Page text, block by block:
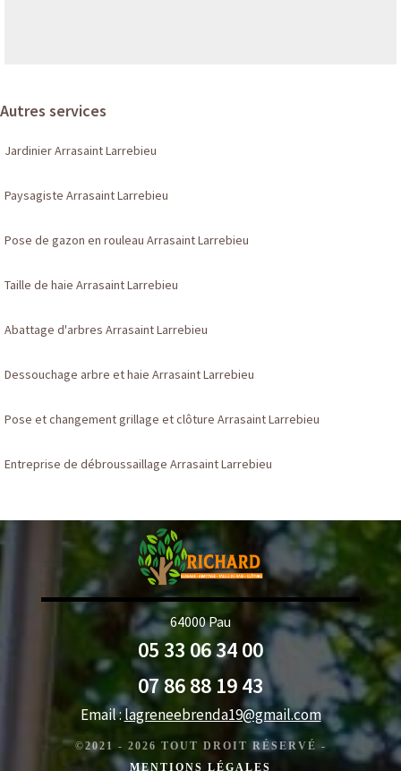
Autres services
Jardinier Arrasaint Larrebieu
Paysagiste Arrasaint Larrebieu
Pose de gazon en rouleau Arrasaint Larrebieu
Taille de haie Arrasaint Larrebieu
Abattage d'arbres Arrasaint Larrebieu
Dessouchage arbre et haie Arrasaint Larrebieu
Pose et changement grillage et clôture Arrasaint Larrebieu
Entreprise de débroussaillage Arrasaint Larrebieu
64000 Pau
05 33 06 34 00
07 86 88 19 43
Email :lagreneebrenda19@gmail.com
©2021 - 2026 TOUT DROIT RÉSERVÉ -
MENTIONS LÉGALES